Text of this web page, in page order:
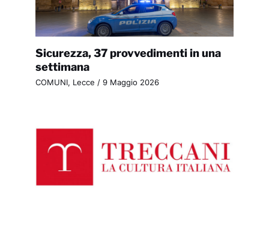
Sicurezza, 37 provvedimenti in una
settimana
COMUNI, Lecce / 9 Maggio 2026